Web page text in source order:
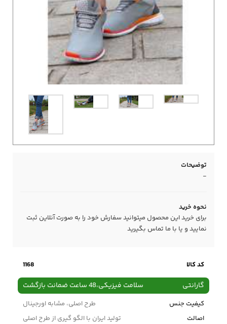
توضیحات
-
نحوه خرید
برای خرید این محصول میتوانید سفارش خود را به صورت آنلاین ثبت
نمایید و یا با ما تماس بگیرید
کد کالا 1168
گارانتی سلامت فیزیکی،48 ساعت ضمانت بازگشت
کیفیت جنس
طرح اصلی، مشابه اورجینال
اصالت
تولید ایران با الگو گیری از طرح اصلی